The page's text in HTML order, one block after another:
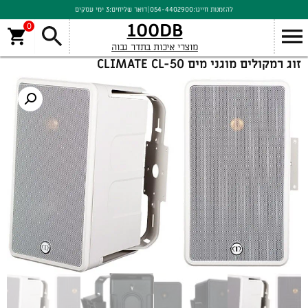
להזמנות חייגו:054-4402900
|דואר שליחים:3 ימי עסקים
100DB
מוצרי איכות בתדר גבוה
0
זוג רמקולים מוגני מים CLIMATE CL-50